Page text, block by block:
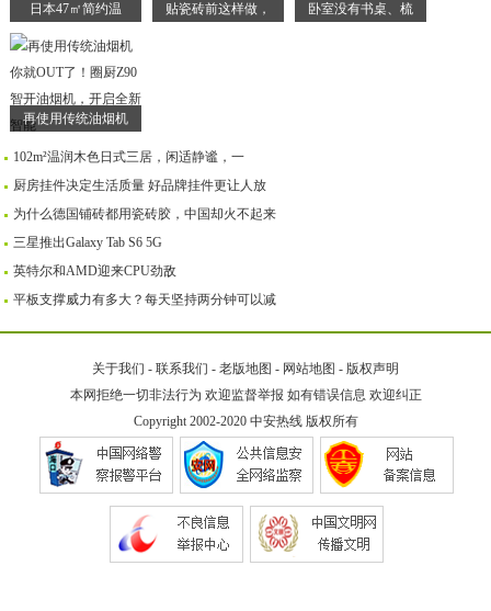
日本47㎡简约温 贴瓷砖前这样做， 卧室没有书桌、梳
再使用传统油烟机
102m²温润木色日式三居，闲适静谧，一
厨房挂件决定生活质量 好品牌挂件更让人放
为什么德国铺砖都用瓷砖胶，中国却火不起来
三星推出Galaxy Tab S6 5G
英特尔和AMD迎来CPU劲敌
平板支撑威力有多大？每天坚持两分钟可以减
关于我们 - 联系我们 - 老版地图 - 网站地图 - 版权声明
本网拒绝一切非法行为 欢迎监督举报 如有错误信息 欢迎纠正
Copyright 2002-2020 中安热线版权所有